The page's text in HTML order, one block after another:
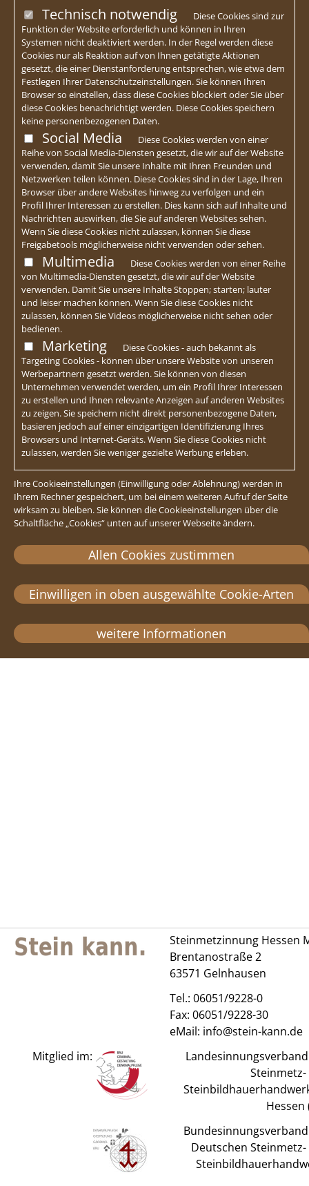
Steinmetzinnung Hessen
Brentanostraße 2
63571 Gelnhausen
Tel.:06051/9228-0
Fax: 06051/9228-30
eMail: info@stein-kann.de
Mitglied im:
Hessen
Deutschen
Technisch notwendig
Diese Cookies sind zur
Funktion der Website erforderlich und können in Ihren
Systemen nicht deaktiviert werden. In der Regel werden diese
Cookies nur als Reaktion auf von Ihnen getätigte Aktionen
gesetzt, die einer Dienstanforderung entsprechen, wie etwa dem
Festlegen Ihrer Datenschutzeinstellungen. Sie können Ihren
Browser so einstellen, dass diese Cookies blockiert oder Sie über
diese Cookies benachrichtigt werden. Diese Cookies speichern
keine personenbezogenen Daten.
Social Media
Diese Cookies werden von einer
Reihe von Social Media-Diensten gesetzt, die wir auf der Website
verwenden, damit Sie unsere Inhalte mit Ihren Freunden und
Netzwerken teilen können. Diese Cookies sind in der Lage, Ihren
Browser über andere Websites hinweg zu verfolgen und ein
Profil Ihrer Interessen zu erstellen. Dies kann sich auf Inhalte und
Nachrichten auswirken, die Sie auf anderen Websites sehen.
Wenn Sie diese Cookies nicht zulassen, können Sie diese
Freigabetools möglicherweise nicht verwenden oder sehen.
Multimedia
Diese Cookies werden von einer Reihe
von Multimedia-Diensten gesetzt, die wir auf der Website
verwenden. Damit Sie unsere Inhalte Stoppen; starten; lauter
und leiser machen können. Wenn Sie diese Cookies nicht
zulassen, können Sie Videos möglicherweise nicht sehen oder
bedienen.
Marketing
Diese Cookies - auch bekannt als
Targeting Cookies - können über unsere Website von unseren
Werbepartnern gesetzt werden. Sie können von diesen
Unternehmen verwendet werden, um ein Profil Ihrer Interessen
zu erstellen und Ihnen relevante Anzeigen auf anderen Websites
zu zeigen. Sie speichern nicht direkt personenbezogene Daten,
basieren jedoch auf einer einzigartigen Identifizierung Ihres
Browsers und Internet-Geräts. Wenn Sie diese Cookies nicht
zulassen, werden Sie weniger gezielte Werbung erleben.
Ihre Cookieeinstellungen (Einwilligung oder Ablehnung) werden in
Ihrem Rechner gespeichert, um bei einem weiteren Aufruf der Seite
wirksam zu bleiben. Sie können die Cookieeinstellungen über die
Schaltfläche „Cookies“ unten auf unserer Webseite ändern.
Allen Cookies zustimmen
Einwilligen in oben ausgewählte Cookie-Arten
weitere Informationen